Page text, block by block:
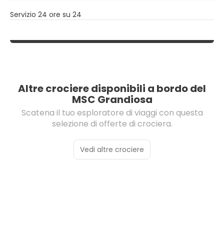
Servizio 24 ore su 24
Altre crociere disponibili a bordo del
MSC Grandiosa
Scatena il tuo esploratore di viaggi con questa
selezione di offerte di crociera.
Vedi altre crociere